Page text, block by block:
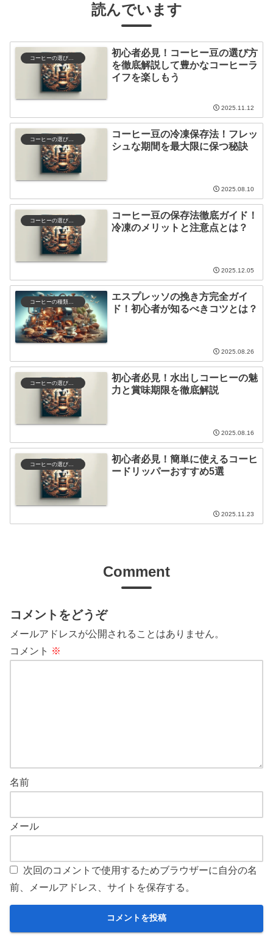
読んでいます
初心者必見！コーヒー豆の選び方
を徹底解説して豊かなコーヒーラ
イフを楽しもう
2025.11.12
コーヒー豆の冷凍保存法！フレッ
シュな期間を最大限に保つ秘訣
2025.08.10
コーヒー豆の保存法徹底ガイド！
冷凍のメリットと注意点とは？
2025.12.05
エスプレッソの挽き方完全ガイ
ド！初心者が知るべきコツとは？
2025.08.26
初心者必見！水出しコーヒーの魅
力と賞味期限を徹底解説
2025.08.16
初心者必見！簡単に使えるコーヒ
ードリッパーおすすめ5選
2025.11.23
Comment
コメントをどうぞ
メールアドレスが公開されることはありません。
コメント ※
名前
メール
次回のコメントで使用するためブラウザーに自分の名
前、メールアドレス、サイトを保存する。